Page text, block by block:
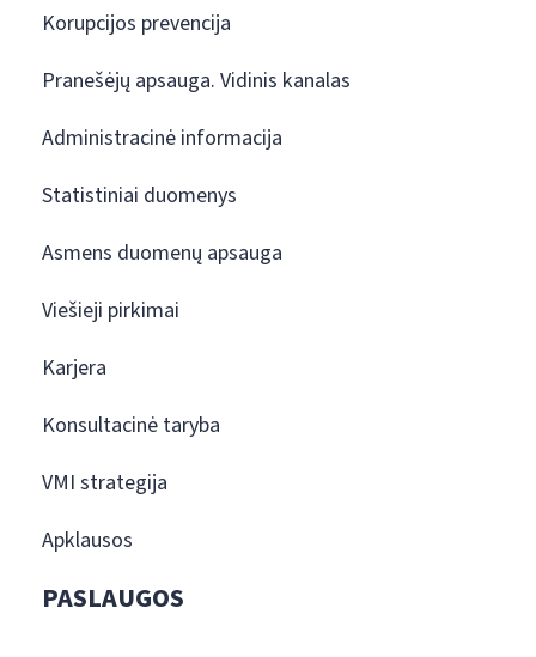
Korupcijos prevencija
Pranešėjų apsauga. Vidinis kanalas
Administracinė informacija
Statistiniai duomenys
Asmens duomenų apsauga
Viešieji pirkimai
Karjera
Konsultacinė taryba
VMI strategija
Apklausos
PASLAUGOS